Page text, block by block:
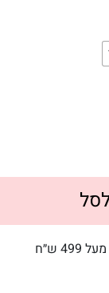
ש״ח